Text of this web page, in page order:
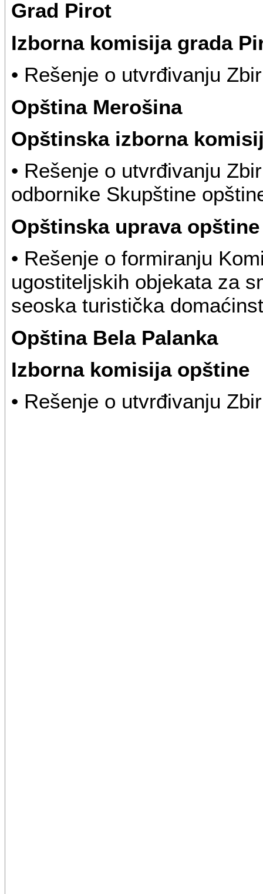
Grad Pirot
Izborna komisija grada
• Rešenje o utvrđivanju
Opština Merošina
Opštinska izborna
• Rešenje o utvrđivanju
odbornike Skupštine
Opštinska uprava
• Rešenje o formiranju
ugostiteljskih objekata za
seoska turistička
Opština Bela Palanka
Izborna komisija opštine
• Rešenje o utvrđivanju